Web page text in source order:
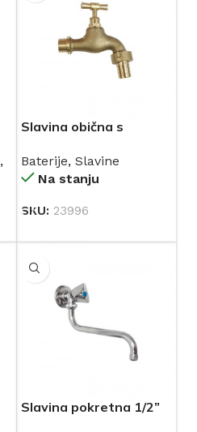
,
Slavina obična s
Baterije, Slavine
Na stanju
SKU: 23996
Slavina pokretna 1/2”